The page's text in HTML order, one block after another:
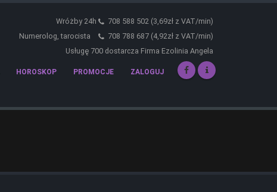
Wróżby 24h
708 588 502 (3,69zł z VAT/min)
Numerolog, tarocista
708 788 687 (4,92zł z VAT/min)
Usługę 700 dostarcza Firma Ezolinia Angela
HOROSKOP PROMOCJE ZALOGUJ